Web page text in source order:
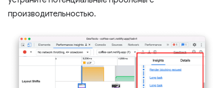
производительностью.